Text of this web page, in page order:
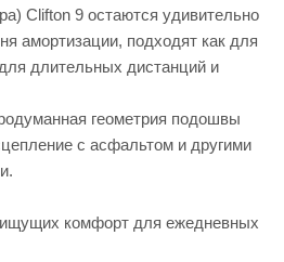
Clifton 9 остаются удивительно
амортизации, подходят как для
длительных дистанций и
геометрия подошвы
с асфальтом и другими
ищущих комфорт для ежедневных